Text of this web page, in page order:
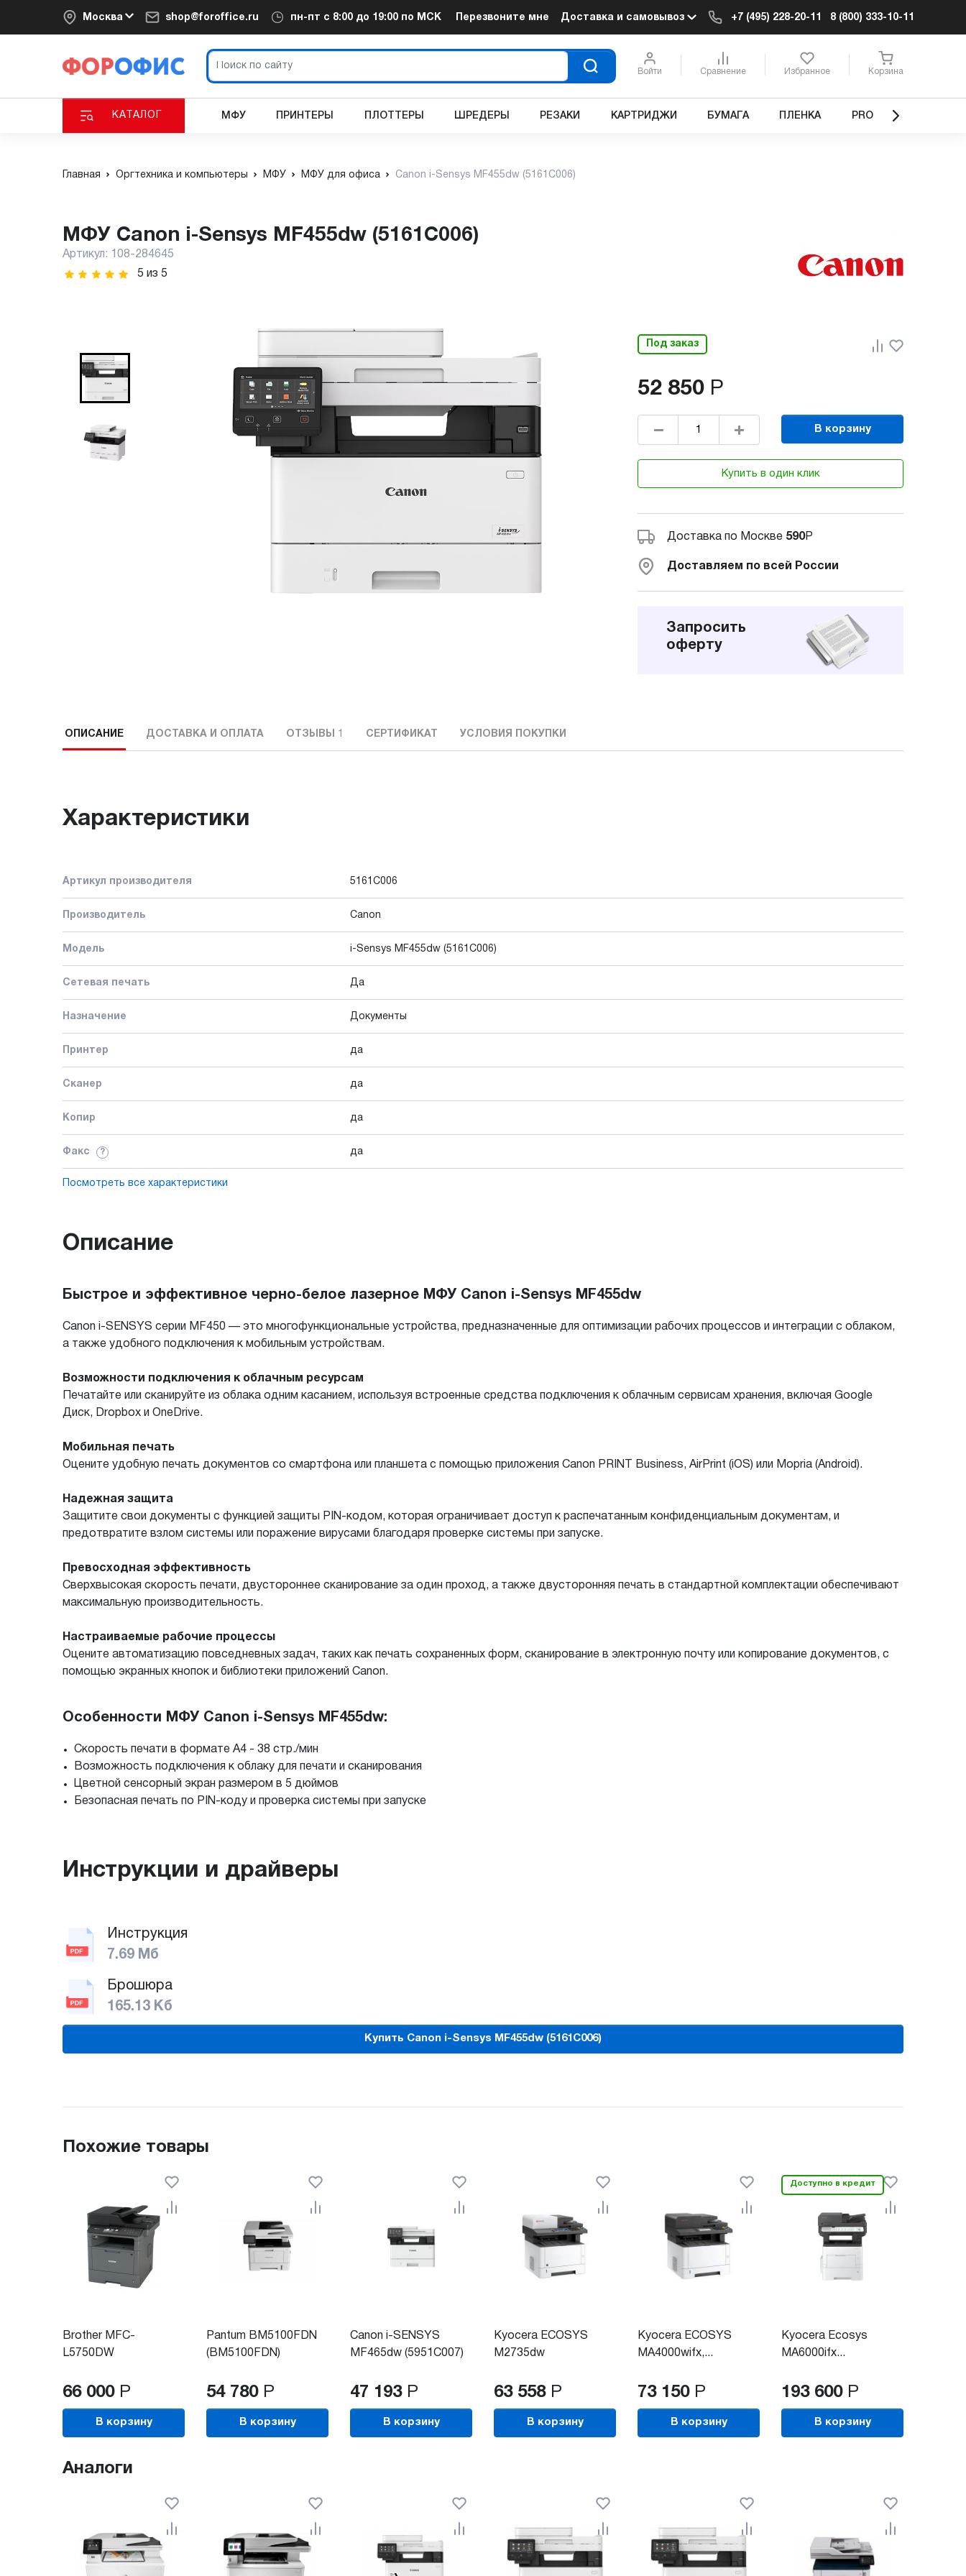
Москва shop@foroffice.ru пн-пт с 8:00 до 19:00 по МСК Перезвоните мне Доставка и самовывоз +7 (495) 228-20-11 8 (800) 333-10-11
Войти Сравнение Избранное Корзина
КАТАЛОГ МФУ ПРИНТЕРЫ ПЛОТТЕРЫ ШРЕДЕРЫ РЕЗАКИ КАРТРИДЖИ БУМАГА ПЛЕНКА PRO
Главная Оргтехника и компьютеры МФУ МФУ для офиса Canon i-Sensys MF455dw (5161C006)
МФУ Canon i-Sensys MF455dw (5161C006)
Артикул:
108-284645
5 из 5
Под заказ
52 850 Р
В корзину
Купить в один клик
Доставка по Москве 590Р
Доставляем по всей России
Запросить
оферту
ОПИСАНИЕ ДОСТАВКА И ОПЛАТА ОТЗЫВЫ СЕРТИФИКАТ УСЛОВИЯ ПОКУПКИ
Характеристики
Артикул производителя 5161C006
Производитель Canon
Модель i-Sensys MF455dw (5161C006)
Сетевая печать Да
Назначение Документы
Принтер да
Сканер да
Копир да
Факс ? да
Посмотреть все характеристики
Описание
Быстрое и эффективное черно-белое лазерное МФУ Canon i-Sensys MF455dw
Canon i-SENSYS серии MF450 — это многофункциональные устройства, предназначенные для оптимизации рабочих процессов и интеграции с облаком,
а также удобного подключения к мобильным устройствам.
Возможности подключения к облачным ресурсам
Печатайте или сканируйте из облака одним касанием, используя встроенные средства подключения к облачным сервисам хранения, включая Google
Диск, Dropbox и OneDrive.
Мобильная печать
Оцените удобную печать документов со смартфона или планшета с помощью приложения Canon PRINT Business, AirPrint (iOS) или Mopria (Android).
Надежная защита
Защитите свои документы с функцией защиты PIN-кодом, которая ограничивает доступ к распечатанным конфиденциальным документам, и
предотвратите взлом системы или поражение вирусами благодаря проверке системы при запуске.
Превосходная эффективность
Сверхвысокая скорость печати, двустороннее сканирование за один проход, а также двусторонняя печать в стандартной комплектации обеспечивают
максимальную производительность.
Настраиваемые рабочие процессы
Оцените автоматизацию повседневных задач, таких как печать сохраненных форм, сканирование в электронную почту или копирование документов, с
помощью экранных кнопок и библиотеки приложений Canon.
Особенности МФУ Canon i-Sensys MF455dw:
Скорость печати в формате A4 - 38 стр./мин
Возможность подключения к облаку для печати и сканирования
Цветной сенсорный экран размером в 5 дюймов
Безопасная печать по PIN-коду и проверка системы при запуске
Инструкции и драйверы
Инструкция
7.69 Мб
Брошюра
165.13 Кб
Купить Canon i-Sensys MF455dw (5161C006)
Похожие товары
Brother MFC-
L5750DW
66 000 Р
В корзину
Pantum BM5100FDN
(BM5100FDN)
54 780 Р
В корзину
Canon i-SENSYS
MF465dw (5951C007)
47 193 Р
В корзину
Kyocera ECOSYS
M2735dw
63 558 Р
В корзину
Kyocera ECOSYS
MA4000wifx,...
73 150 Р
В корзину
Доступно в кредит
Kyocera Ecosys
MA6000ifx...
193 600 Р
В корзину
Аналоги